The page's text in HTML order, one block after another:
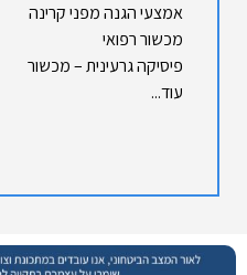
אמצעי הגנה מפני קרינה
מכשור רפואי
פיסיקה גרעינית – מכשור
עוד...